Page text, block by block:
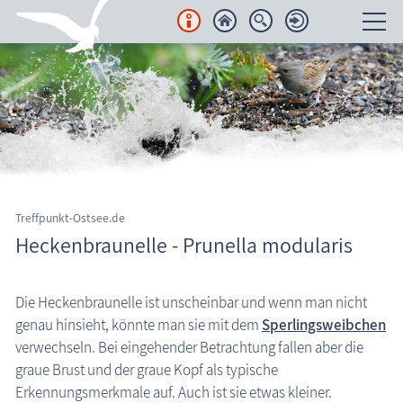
Unterkünfte
Regionales
Urlaubsorte
Karten
Freizeit
Wissenswertes
Aktuelles
FKK-Strände
Treffpunkt-Ostsee.de
Heckenbraunelle - Prunella modularis
Die Heckenbraunelle ist unscheinbar und wenn man nicht
genau hinsieht, könnte man sie mit dem Sperlingsweibchen
verwechseln. Bei eingehender Betrachtung fallen aber die
graue Brust und der graue Kopf als typische
Erkennungsmerkmale auf. Auch ist sie etwas kleiner.